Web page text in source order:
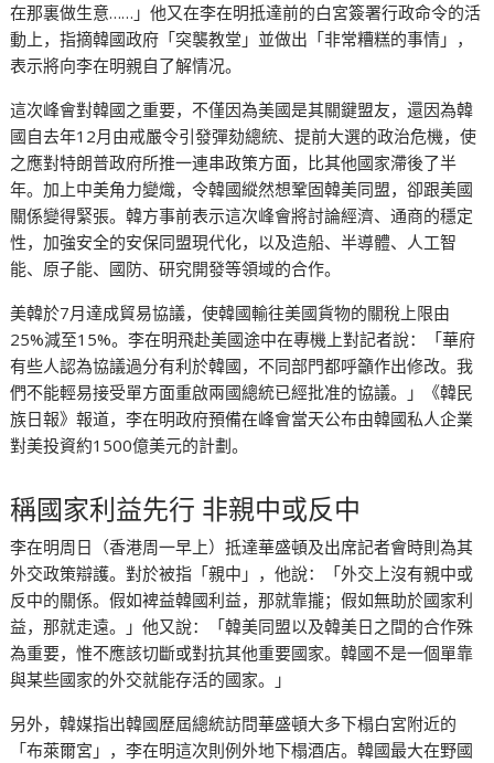
在那裏做生意……」他又在李在明抵達前的白宮簽署行政命令的活
動上，指摘韓國政府「突襲教堂」並做出「非常糟糕的事情」，
表示將向李在明親自了解情况。
這次峰會對韓國之重要，不僅因為美國是其關鍵盟友，還因為韓
國自去年12月由戒嚴令引發彈劾總統、提前大選的政治危機，使
之應對特朗普政府所推一連串政策方面，比其他國家滯後了半
年。加上中美角力變熾，令韓國縱然想鞏固韓美同盟，卻跟美國
關係變得緊張。韓方事前表示這次峰會將討論經濟、通商的穩定
性，加強安全的安保同盟現代化，以及造船、半導體、人工智
能、原子能、國防、研究開發等領域的合作。
美韓於7月達成貿易協議，使韓國輸往美國貨物的關稅上限由
25%減至15%。李在明飛赴美國途中在專機上對記者說：「華府
有些人認為協議過分有利於韓國，不同部門都呼籲作出修改。我
們不能輕易接受單方面重啟兩國總統已經批准的協議。」《韓民
族日報》報道，李在明政府預備在峰會當天公布由韓國私人企業
對美投資約1500億美元的計劃。
稱國家利益先行 非親中或反中
李在明周日（香港周一早上）抵達華盛頓及出席記者會時則為其
外交政策辯護。對於被指「親中」，他說：「外交上沒有親中或
反中的關係。假如裨益韓國利益，那就靠攏；假如無助於國家利
益，那就走遠。」他又說：「韓美同盟以及韓美日之間的合作殊
為重要，惟不應該切斷或對抗其他重要國家。韓國不是一個單靠
與某些國家的外交就能存活的國家。」
另外，韓媒指出韓國歷屆總統訪問華盛頓大多下榻白宮附近的
「布萊爾宮」，李在明這次則例外地下榻酒店。韓國最大在野國